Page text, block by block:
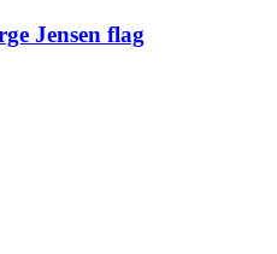
Jensen flag